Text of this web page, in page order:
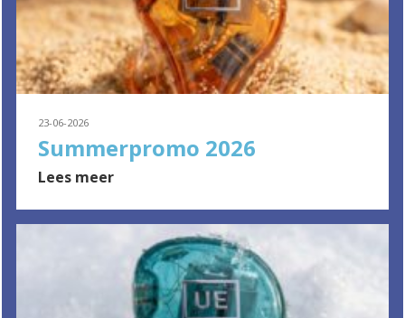
23-06-2026
Summerpromo 2026
Lees meer